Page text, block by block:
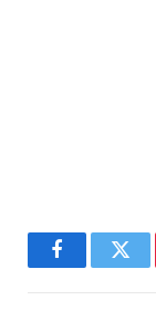
Facebook